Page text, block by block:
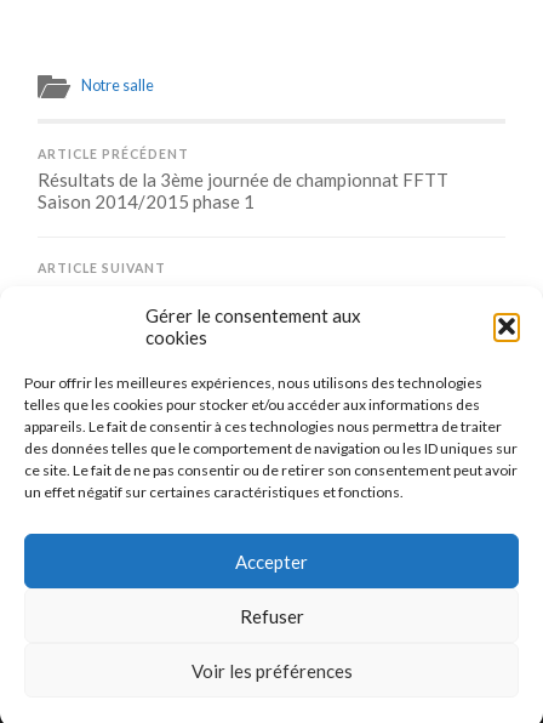
Gérer le consentement aux
cookies
Pour offrir les meilleures expériences, nous utilisons des technologies
telles que les cookies pour stocker et/ou accéder aux informations des
appareils. Le fait de consentir à ces technologies nous permettra de traiter
des données telles que le comportement de navigation ou les ID uniques sur
ce site. Le fait de ne pas consentir ou de retirer son consentement peut avoir
un effet négatif sur certaines caractéristiques et fonctions.
Accepter
Refuser
Voir les préférences
Notre salle
ARTICLE PRÉCÉDENT
Résultats de la 3ème journée de championnat FFTT
Saison 2014/2015 phase 1
ARTICLE SUIVANT
Comments are closed.
CONNEXION
LE TENNIS DE TABLE DE MAIZIÈRES-LÈS-METZ